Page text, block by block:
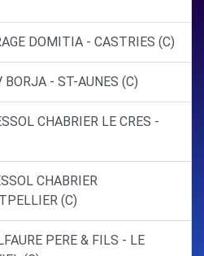
DOMITIA - CASTRIES (C)
- ST-AUNES (C)
CHABRIER LE CRES -
CHABRIER
(C)
PERE & FILS - LE